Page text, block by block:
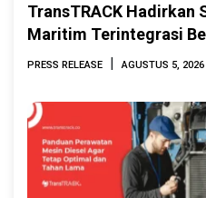
TransTRACK Hadirkan
Maritim Terintegrasi
Indonesia Marine &
PRESS RELEASE | AGUSTUS 5, 2026